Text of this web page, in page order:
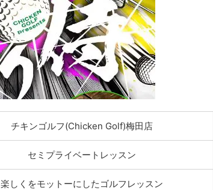
チキンゴルフ(Chicken Golf)梅田店
セミプライベートレッスン
楽しくをモットーにしたゴルフレッスン